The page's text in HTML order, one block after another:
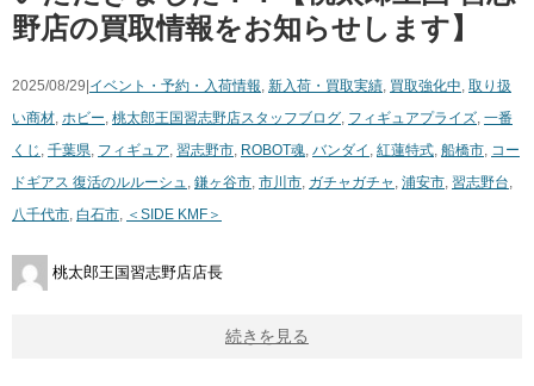
野店の買取情報をお知らせします】
2025/08/29| イベント・予約・入荷情報, 新入荷・買取実績, 買取強化中, 取り扱
い商材, ホビー, 桃太郎王国習志野店スタッフブログ, フィギュアプライズ, 一番
くじ , 千葉県, フィギュア, 習志野市, ROBOT魂, バンダイ , 紅蓮特式, 船橋市, コー
ドギアス ​復活のルルーシュ, 鎌ヶ谷市, 市川市, ガチャガチャ , 浦安市, 習志野台,
八千代市, 白石市, ＜SIDE ​KMF＞
桃太郎王国習志野店店長
続きを見る